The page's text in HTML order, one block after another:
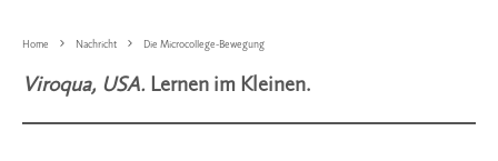
Home Nachricht Die Microcollege-Bewegung
Viroqua, USA. Lernen im Kleinen.